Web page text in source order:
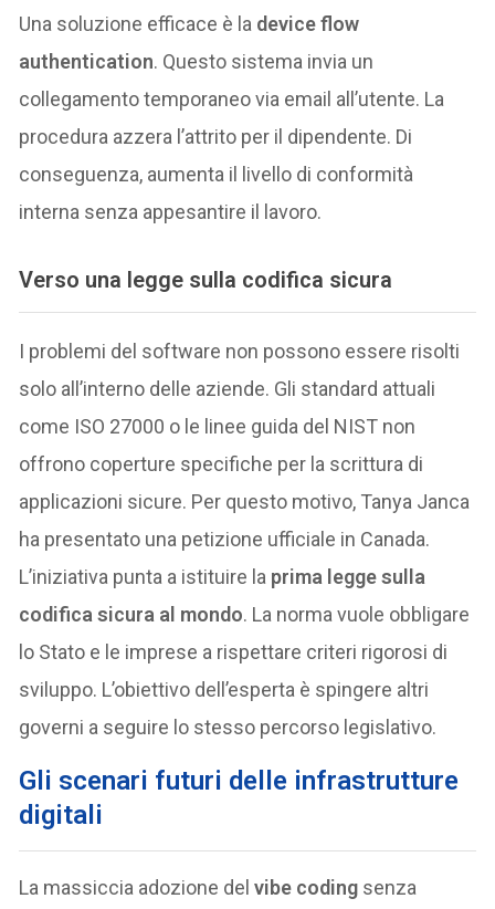
Una soluzione efficace è la device flow
authentication. Questo sistema invia un
collegamento temporaneo via email all’utente. La
procedura azzera l’attrito per il dipendente. Di
conseguenza, aumenta il livello di conformità
interna senza appesantire il lavoro.
Verso una legge sulla codifica sicura
I problemi del software non possono essere risolti
solo all’interno delle aziende. Gli standard attuali
come ISO 27000 o le linee guida del NIST non
offrono coperture specifiche per la scrittura di
applicazioni sicure. Per questo motivo, Tanya Janca
ha presentato una petizione ufficiale in Canada.
L’iniziativa punta a istituire la prima legge sulla
codifica sicura al mondo. La norma vuole obbligare
lo Stato e le imprese a rispettare criteri rigorosi di
sviluppo. L’obiettivo dell’esperta è spingere altri
governi a seguire lo stesso percorso legislativo.
Gli scenari futuri delle infrastrutture
digitali
La massiccia adozione delvibe coding senza